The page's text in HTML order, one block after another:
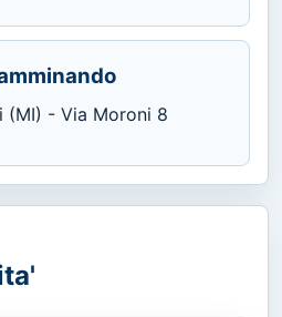
(MI) - Via Moroni 8